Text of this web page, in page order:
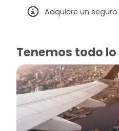
Adquiere un
Tenemos todo